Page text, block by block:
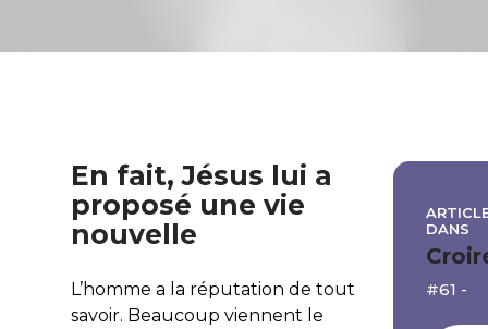
En fait, Jésus lui a
proposé une vie
nouvelle
L’homme a la réputation de tout
savoir. Beaucoup viennent le
DANS
#61 -